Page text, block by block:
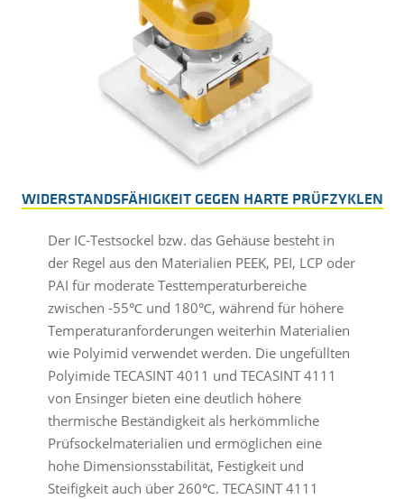
WIDERSTANDSFÄHIGKEIT GEGEN HARTE PRÜFZYKLEN
Der IC-Testsockel bzw. das Gehäuse besteht in
der Regel aus den Materialien PEEK, PEI, LCP oder
PAI für moderate Testtemperaturbereiche
zwischen -55℃ und 180℃, während für höhere
Temperaturanforderungen weiterhin Materialien
wie Polyimid verwendet werden. Die ungefüllten
Polyimide TECASINT 4011 und TECASINT 4111
von Ensinger bieten eine deutlich höhere
thermische Beständigkeit als herkömmliche
Prüfsockelmaterialien und ermöglichen eine
hohe Dimensionsstabilität, Festigkeit und
Steifigkeit auch über 260℃. TECASINT 4111